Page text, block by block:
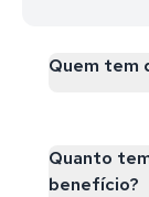
Quem tem
Quanto
benefício?